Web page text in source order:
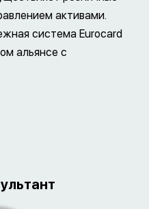
активами.
система Eurocard
альянсе с